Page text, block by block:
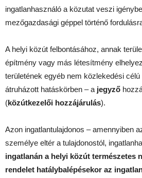
ingatlanhasználó a közutat veszi
mezőgazdasági géppel történő
A helyi közút felbontásához, annak
építmény vagy más létesítmény
területének egyéb nem közlekedési
átruházott hatáskörben – a jegyző
(közútkezelői hozzájárulás).
Azon ingatlantulajdonos – amennyiben
személye eltér a tulajdonostól,
ingatlanán a helyi közút természetes
rendelet hatálybalépésekor az